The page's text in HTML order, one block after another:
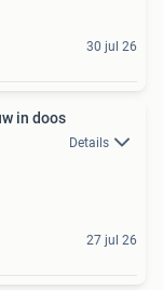
30 jul 26
in doos
Details
27 jul 26